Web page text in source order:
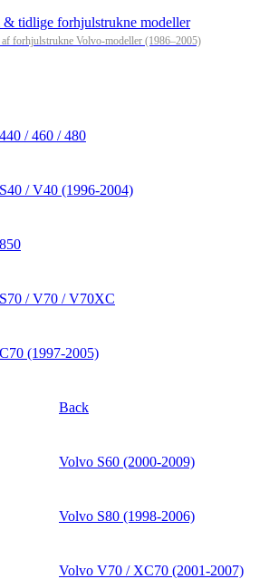
& tidlige forhjulstrukne modeller
af forhjulstrukne Volvo-modeller (1986–2005)
/ 460 / 480
/ V40 (1996-2004)
/ V70 / V70XC
(1997-2005)
Back
Volvo S60 (2000-2009)
Volvo S80 (1998-2006)
Volvo V70 / XC70 (2001-2007)